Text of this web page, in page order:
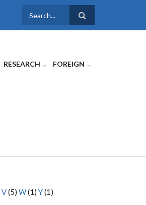
SEARCH
RESEARCH FOREIGN
V(5) W(1) Y(1)